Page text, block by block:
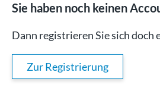
Sie haben noch keinen
Dann registrieren Sie sich doch
Zur Registrierung